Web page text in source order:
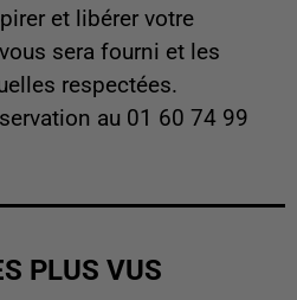
et libérer votre
sera fourni et les
respectées.
au 01 60 74 99
PLUS VUS